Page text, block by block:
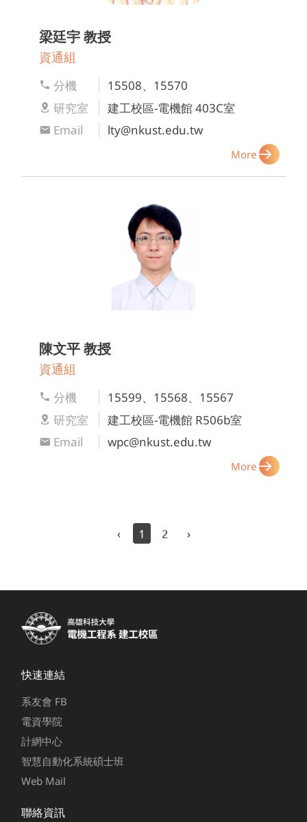
梁廷宇教授
資通組
分機
15508、15570
研究室
建工校區-電機館 403C室
Email
lty@nkust.edu.tw
More
陳文平教授
資通組
分機
15599、15568、15567
研究室
建工校區-電機館 R506b室
Email
wpc@nkust.edu.tw
More
‹ 1 2 ›
快速連結
系友會 FB
電資學院
計網中心
智慧自動化系統碩士班
Web Mail
聯絡資訊